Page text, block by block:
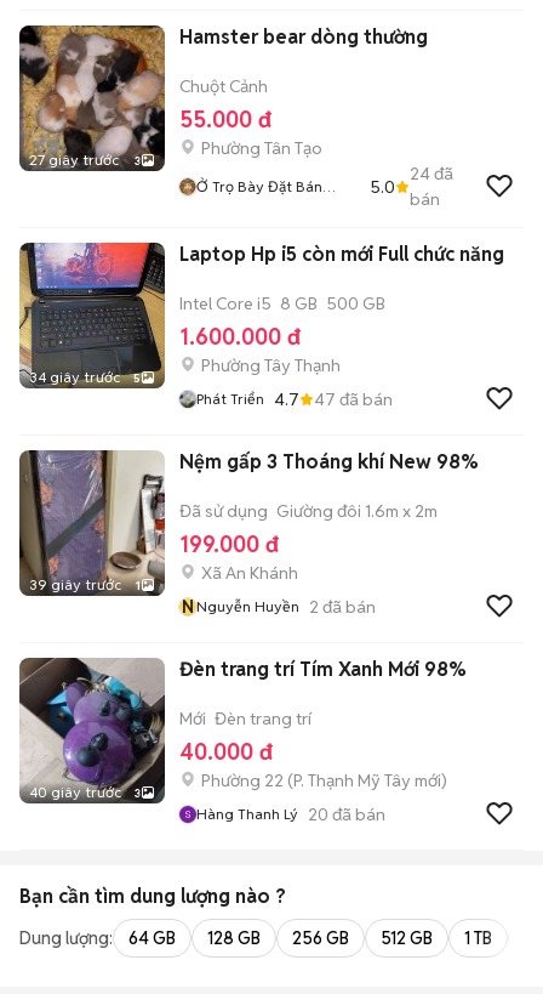
27 giây trước 3
Hamster bear dòng thường
Chuột Cảnh
55.000 đ
Phường Tân Tạo
Ở Trọ Bày Đặt Bán
5.0
24đã
bán
34 giây trước 5
Laptop Hp i5 còn mới Full chức năng
Intel Core i5 8 GB 500 GB
1.600.000 đ
Phường Tây Thạnh
Phát Triển 4.7 47 đã bán
39 giây trước 1
Nệm gấp 3 Thoáng khí New 98%
Đã sử dụng Giường đôi 1.6m x 2m
199.000 đ
Xã An Khánh
NNguyễn Huyền 2 đã bán
40 giây trước 3
Đèn trang trí Tím Xanh Mới 98%
Mới Đèn trang trí
40.000 đ
Phường 22 (P. Thạnh Mỹ Tây mới)
Hàng Thanh Lý 20 đã bán
Bạn cần tìm dung lượng nào ?
Dung lượng: 64 GB 128 GB 256 GB 512 GB 1 TB